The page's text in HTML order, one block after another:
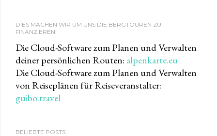
DIES MACHEN WIR UM UNS DIE BERGTOUREN ZU
FINANZIEREN:
Die Cloud-Software zum Planen und Verwalten
deiner persönlichen Routen: alpenkarte.eu
Die Cloud-Software zum Planen und Verwalten
von Reiseplänen für Reiseveranstalter:
guibo.travel
BELIEBTE POSTS